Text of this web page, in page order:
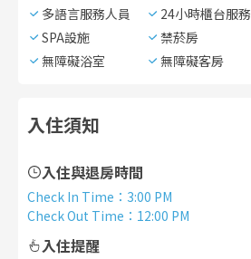
多語言服務人員
24小時櫃台服務
SPA設施
禁菸房
無障礙浴室
無障礙客房
入住須知
入住與退房時間
Check In Time ： 3:00 PM
Check Out Time ： 12:00 PM
入住提醒